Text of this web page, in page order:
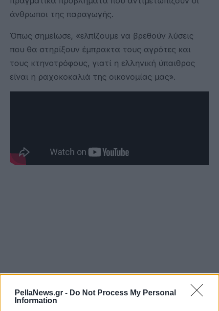
PellaNews.gr - Do Not Process My Personal
Information
άνθρωποι της παραγωγής.
Όπως σημείωσε, «ελπίζουμε να βρεθούν λύσεις
που θα στηρίξουν έμπρακτα τους αγρότες και
τους κτηνοτρόφους, γιατί η ελληνική ύπαιθρος
είναι η ραχοκοκαλιά της οικονομίας μας».